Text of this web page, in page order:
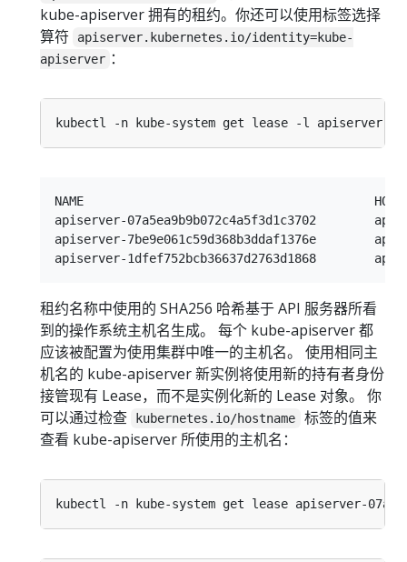
kube-apiserver 拥有的租约。你还可以使用标签选择
算符
apiserver.kubernetes.io/identity=kube-
apiserver ：
kubectl -n kube-system get lease -l
NAME
apiserver-07a5ea9b9b072c4a5f3d1c3702
apiserver-7be9e061c59d368b3ddaf1376e
租约名称中使用的 SHA256 哈希基于 API 服务器所看
到的操作系统主机名生成。 每个 kube-apiserver 都
应该被配置为使用集群中唯一的主机名。 使用相同主
机名的 kube-apiserver 新实例将使用新的持有者身份
接管现有 Lease，而不是实例化新的 Lease 对象。 你
可以通过检查
kubernetes.io/hostname
标签的值来
查看 kube-apiserver 所使用的主机名：